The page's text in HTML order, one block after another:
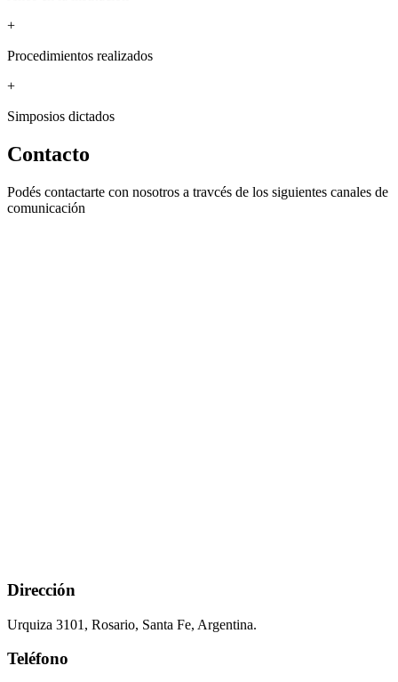
+
Procedimientos realizados
+
Simposios dictados
Contacto
Podés contactarte con nosotros a travcés de los siguientes canales de
comunicación
Dirección
Urquiza 3101, Rosario, Santa Fe, Argentina.
Teléfono